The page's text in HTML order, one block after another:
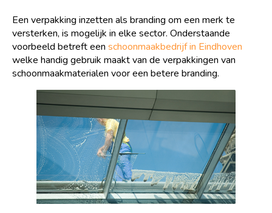
Een verpakking inzetten als branding om een merk te
versterken, is mogelijk in elke sector. Onderstaande
voorbeeld betreft een schoonmaakbedrijf in Eindhoven
welke handig gebruik maakt van de verpakkingen van
schoonmaakmaterialen voor een betere branding.